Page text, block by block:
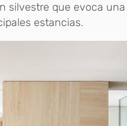
silvestre que evoca una
estancias.